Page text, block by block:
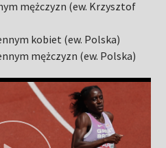
mężczyzn (ew. Krzysztof
kobiet (ew. Polska)
mężczyzn (ew. Polska)